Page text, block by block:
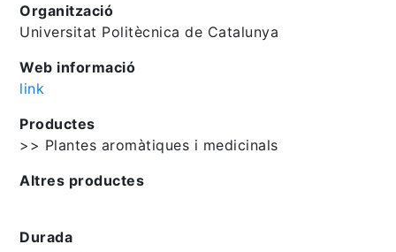
Organització
Universitat Politècnica de Catalunya
Web informació
link
Productes
>> Plantes aromàtiques i medicinals
Altres productes
Durada